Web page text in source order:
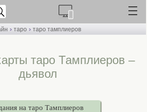
› таро › таро тамплиеров
таро Тамплиеров –
дьявол
на таро Тамплиеров